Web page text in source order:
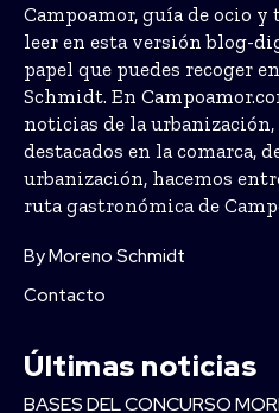
Campoamor, guía de ocio
leer en esta versión blog-
papel que puedes recoger
Schmidt. En
noticias de la urbanización,
destacados en la comarca,
urbanización, hacemos
ruta gastronómica de
By Moreno Schmidt
Contacto
Últimas noticias
BASES DEL CONCURSO